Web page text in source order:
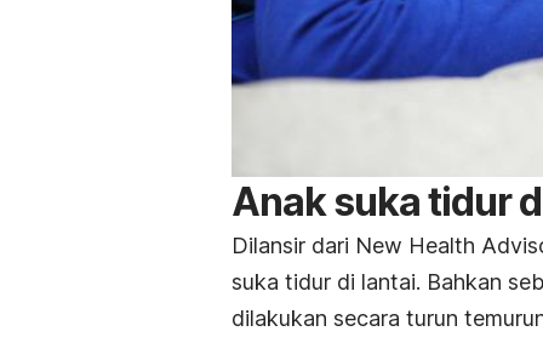
Anak suka tidur
Dilansir dari New Health
suka tidur di lantai. Bahkan
dilakukan secara turun